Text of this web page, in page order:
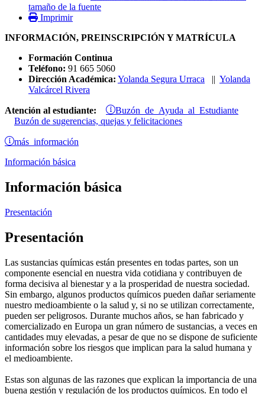
tamaño de la fuente
Imprimir
INFORMACIÓN, PREINSCRIPCIÓN Y MATRÍCULA
Formación Continua
Teléfono: 91 665 5060
Dirección Académica: Yolanda Segura Urraca || Yolanda
Valcárcel Rivera
Atención al estudiante: Buzón de Ayuda al Estudiante
Buzón de sugerencias, quejas y felicitaciones
más información
Información básica
Información básica
Presentación
Presentación
Las sustancias químicas están presentes en todas partes, son un
componente esencial en nuestra vida cotidiana y contribuyen de
forma decisiva al bienestar y a la prosperidad de nuestra sociedad.
Sin embargo, algunos productos químicos pueden dañar seriamente
nuestro medioambiente o la salud y, si no se utilizan correctamente,
pueden ser peligrosos. Durante muchos años, se han fabricado y
comercializado en Europa un gran número de sustancias, a veces en
cantidades muy elevadas, a pesar de que no se dispone de suficiente
información sobre los riesgos que implican para la salud humana y
el medioambiente.
Estas son algunas de las razones que explican la importancia de una
buena gestión y regulación de los productos químicos. En todo el